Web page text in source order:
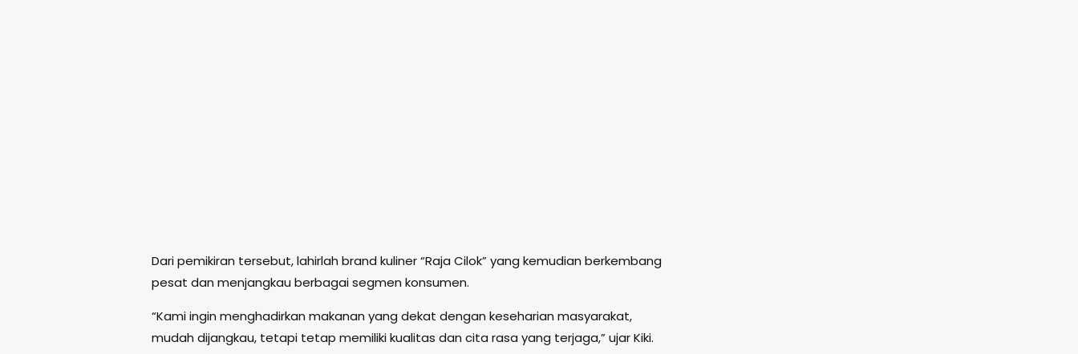
Dari pemikiran tersebut, lahirlah brand kuliner “Raja Cilok” yang kemudian berkembang
pesat dan menjangkau berbagai segmen konsumen.
“Kami ingin menghadirkan makanan yang dekat dengan keseharian masyarakat,
mudah dijangkau, tetapi tetap memiliki kualitas dan cita rasa yang terjaga,” ujar Kiki.